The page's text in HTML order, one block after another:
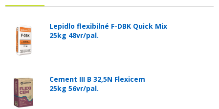
Lepidlo flexibilné F-DBK Quick Mix
25kg 48vr/pal.
Cement III B 32,5N Flexicem
25kg 56vr/pal.